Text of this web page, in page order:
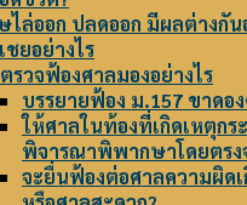
ไล่ออก ปลดออก มีผลต่างกัน
ชยอย่างไร
รวจฟ้องศาลมองอย่างไร
บรรยายฟ้อง ม.157 ขาดอ
ให้ศาลในท้องที่เกิดเหตุกร
พิจารณาพิพากษาโดยตรง
จะยื่นฟ้องต่อศาลความผิด